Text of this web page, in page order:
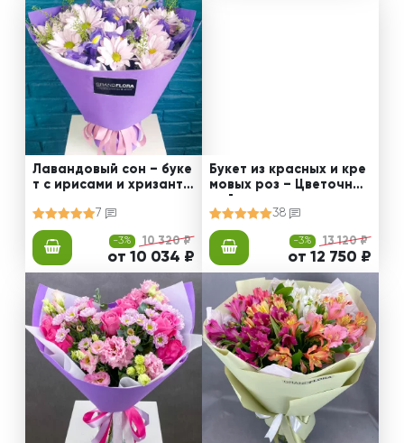
Лавандовый сон – буке
т с ирисами и хризанте
7
-3% 10 320 ₽
от 10 034 ₽
Букет из красных и кре
мовых роз – Цветочный
38
-3% 13 120 ₽
от 12 750 ₽